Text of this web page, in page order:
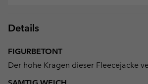
Details
FIGURBETONT
Der hohe Kragen dieser Fleecejacke